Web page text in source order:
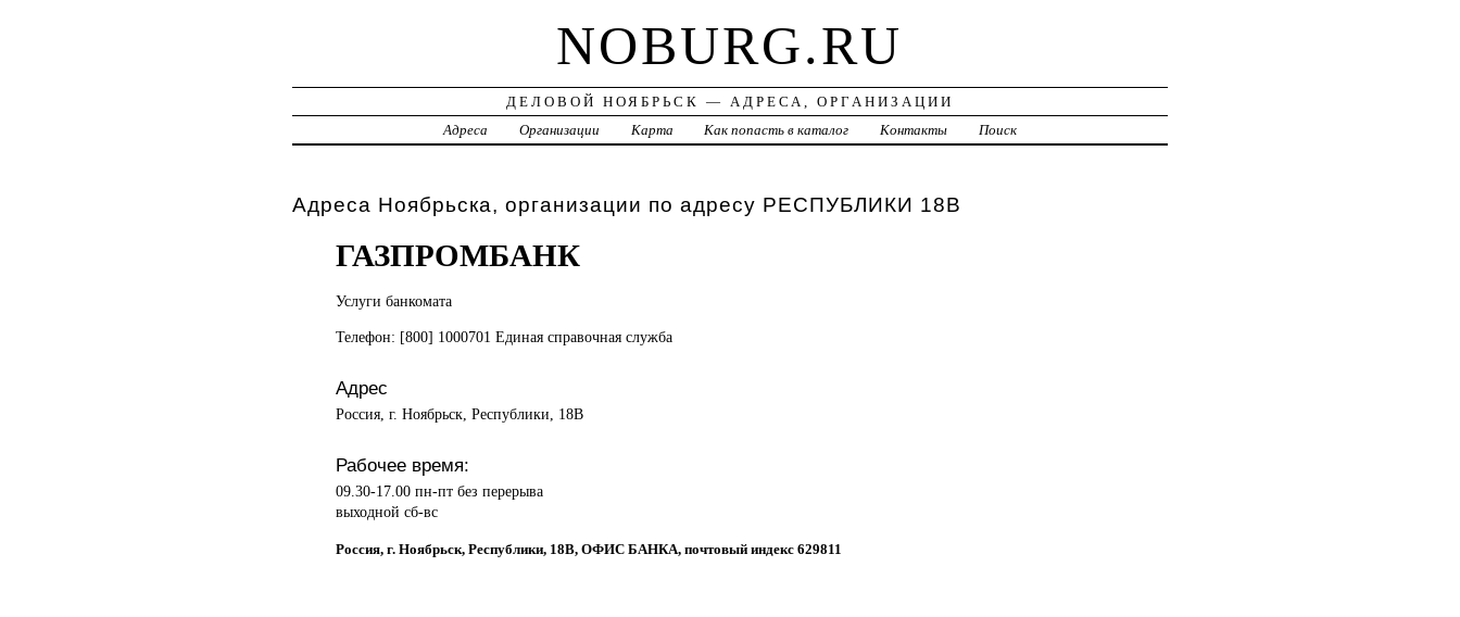
NOBURG.RU
ДЕЛОВОЙ НОЯБРЬСК — АДРЕСА, ОРГАНИЗАЦИИ
Адреса
Организации Карта Как попасть в каталог Контакты Поиск
Адреса Ноябрьска, организации по адресу РЕСПУБЛИКИ 18В
ГАЗПРОМБАНК
Услуги банкомата
Телефон: [800] 1000701 Единая справочная служба
Адрес
Россия, г. Ноябрьск, Республики, 18В
Рабочее время:
09.30-17.00 пн-пт без перерыва
выходной сб-вс
Россия, г. Ноябрьск, Республики, 18В, ОФИС БАНКА, почтовый индекс 629811